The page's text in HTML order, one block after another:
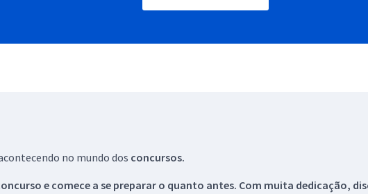
no mundo dos concursos.
e comece a se preparar o quanto antes. Com muita dedicação,